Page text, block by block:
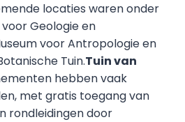
locaties waren onder
Geologie en
voor Antropologie en
Tuin.Tuin van
hebben vaak
met gratis toegang van
rondleidingen door